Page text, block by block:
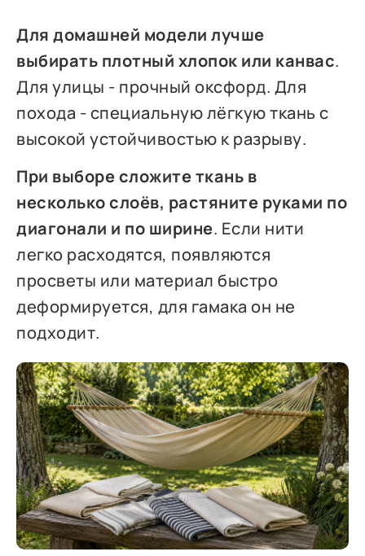
Для домашней модели лучше
выбирать плотный хлопок или канвас.
Для улицы - прочный оксфорд. Для
похода - специальную лёгкую ткань с
высокой устойчивостью к разрыву.
При выборе сложите ткань в
несколько слоёв, растяните руками по
диагонали и по ширине. Если нити
легко расходятся, появляются
просветы или материал быстро
деформируется, для гамака он не
подходит.